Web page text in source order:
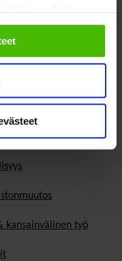
ja terveyden
ja terveyspalvelut
kansainvälinen työ